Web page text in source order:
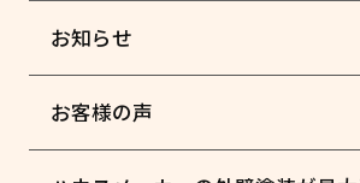
お知らせ
お客様の声